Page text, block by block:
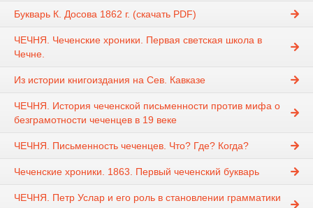
Букварь К. Досова 1862 г. (скачать PDF)
ЧЕЧНЯ. Чеченские хроники. Первая светская школа в
Чечне.
Из истории книгоиздания на Сев. Кавказе
ЧЕЧНЯ. История чеченской письменности против мифа о
безграмотности чеченцев в 19 веке
ЧЕЧНЯ. Письменность чеченцев. Что? Где? Когда?
Чеченские хроники. 1863. Первый чеченский букварь
ЧЕЧНЯ. Петр Услар и его роль в становлении грамматики